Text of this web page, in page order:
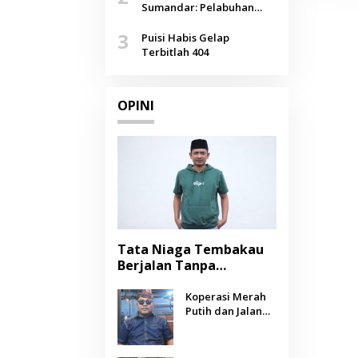
Agustus
Sumandar: Pelabuhan
Selendang Benang Merah
Lombang
3
Puisi Habis Gelap
Terbitlah 404
OPINI
Tata Niaga Tembakau
Berjalan Tanpa
Negara Berpihak
kepada Petani?
Koperasi Merah
Putih dan Jalan